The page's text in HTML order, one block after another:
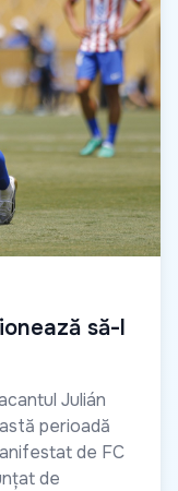
să-l
Julián
perioadă
de FC
de